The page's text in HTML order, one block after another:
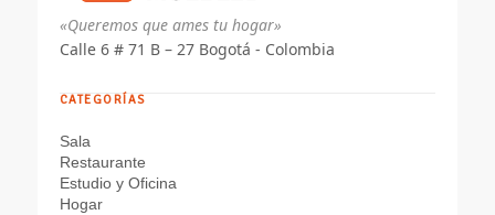
«Queremos que ames tu hogar»
Calle 6 # 71 B – 27 Bogotá - Colombia
CATEGORÍAS
Sala
Restaurante
Estudio y Oficina
Hogar